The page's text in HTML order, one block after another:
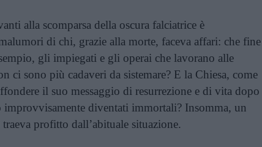
alla scomparsa della oscura falciatrice è
di chi, grazie alla morte, faceva affari: che fine
gli impiegati e gli operai che lavorano alle
ci sono più cadaveri da sistemare? E la Chiesa, come
il suo messaggio di resurrezione e di vita dopo
improvvisamente diventati immortali? Insomma, un
profitto dall’abituale situazione.